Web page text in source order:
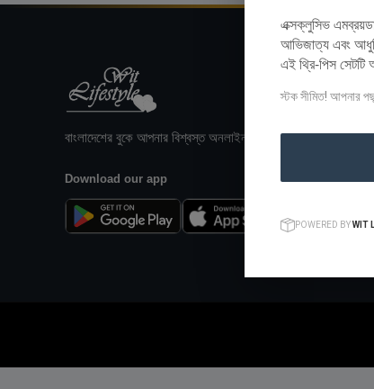
বাংলাদেশের বুকে আপনার বিশ্বস্ত অনলাইন শপিং গন্তব্য।
Download our app
এক্সক্লুসিভ
আভিজাত্য এবং
এই থ্রি-পিস
স্টক সীমিত! আপনার
POWERED BYWIT